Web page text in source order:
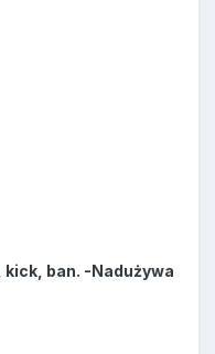
kick, ban. -Nadużywa